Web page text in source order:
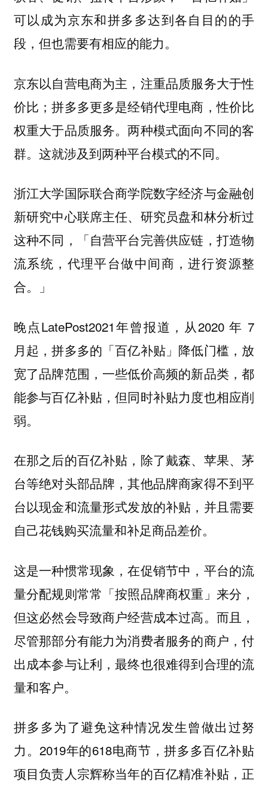
可以成为京东和拼多多达到各自目的的手
段，但也需要有相应的能力。
京东以自营电商为主，注重品质服务大于性
价比；拼多多更多是经销代理电商，性价比
权重大于品质服务。两种模式面向不同的客
群。这就涉及到两种平台模式的不同。
浙江大学国际联合商学院数字经济与金融创
新研究中心联席主任、研究员盘和林分析过
这种不同，「自营平台完善供应链，打造物
流系统，代理平台做中间商，进行资源整
合。」
晚点LatePost2021年曾报道，从2020 年 7
月起，拼多多的「百亿补贴」降低门槛，放
宽了品牌范围，一些低价高频的新品类，都
能参与百亿补贴，但同时补贴力度也相应削
弱。
在那之后的百亿补贴，除了戴森、苹果、茅
台等绝对头部品牌，其他品牌商家得不到平
台以现金和流量形式发放的补贴，并且需要
自己花钱购买流量和补足商品差价。
这是一种惯常现象，在促销节中，平台的流
量分配规则常常「按照品牌商权重」来分，
但这必然会导致商户经营成本过高。而且，
尽管那部分有能力为消费者服务的商户，付
出成本参与让利，最终也很难得到合理的流
量和客户。
拼多多为了避免这种情况发生曾做出过努
力。2019年的618电商节，拼多多百亿补贴
项目负责人宗辉称当年的百亿精准补贴，正